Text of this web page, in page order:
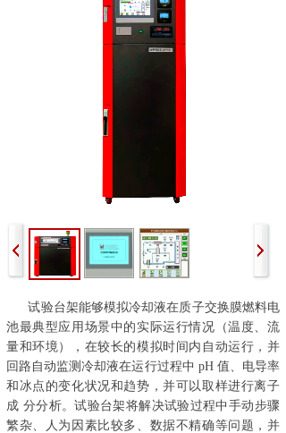
试验台架能够模拟冷却液在质子交换膜燃料电
池最典型应用场景中的实际运行情况（温度、流
量和环境），在较长的模拟时间内自动运行，并
回路 自动监测冷却液在运行过程中 pH 值、电导率
和冰点的变化状况和趋势，并可以取样进行离子
成 分分析。试验台架将解决试验过程中手动步骤
繁杂、人为因素比较多、数据不精确等问题，并